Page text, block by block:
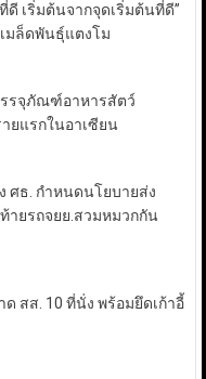
ดี เริ่มต้นจากจุดเริ่มต้นที่ดี”
มล็ดพันธุ์แตงโม
รรจุภัณฑ์อาหารสัตว์
ายแรกในอาเซียน
ศธ. กำหนดนโยบายส่ง
ายรถจยย.สวมหมวกกัน
ด สส. 10 ที่นั่ง พร้อมยึดเก้าอี้